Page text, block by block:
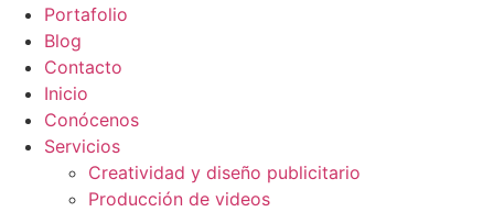
Portafolio
Blog
Contacto
Inicio
Conócenos
Servicios
Creatividad y diseño publicitario
Producción de videos